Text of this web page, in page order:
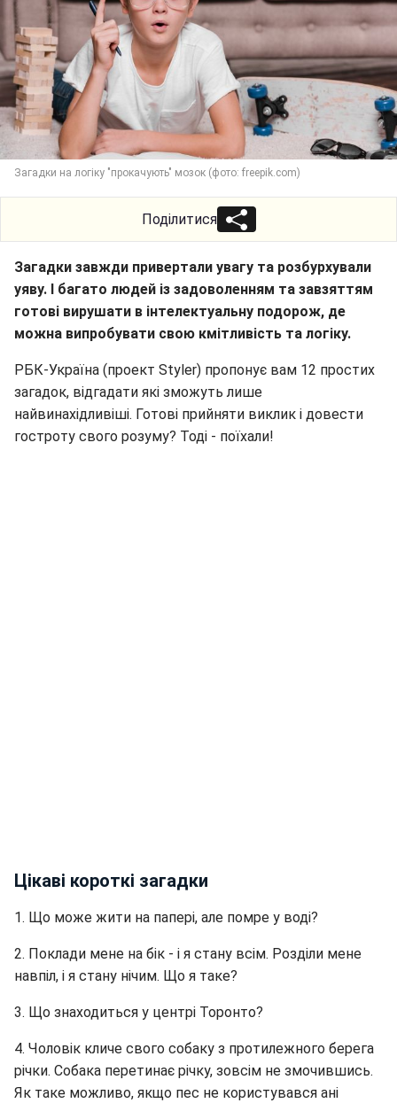
Загадки на логіку "прокачують" мозок (фото: freepik.com)
Поділитися
Загадки завжди привертали увагу та розбурхували
уяву. І багато людей із задоволенням та завзяттям
готові вирушати в інтелектуальну подорож, де
можна випробувати свою кмітливість та логіку.
РБК-Україна (проект Styler) пропонує вам 12 простих
загадок, відгадати які зможуть лише
найвинахідливіші. Готові прийняти виклик і довести
гостроту свого розуму? Тоді - поїхали!
Цікаві короткі загадки
1. Що може жити на папері, але помре у воді?
2. Поклади мене на бік - і я стану всім. Розділи мене
навпіл, і я стану нічим. Що я таке?
3. Що знаходиться у центрі Торонто?
4. Чоловік кличе свого собаку з протилежного берега
річки. Собака перетинає річку, зовсім не змочившись.
Як таке можливо, якщо пес не користувався ані